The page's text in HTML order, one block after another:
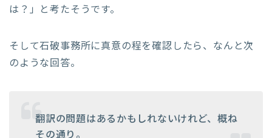
は？」と考たそうです。
そして石破事務所に真意の程を確認したら、なんと次
のような回答。
翻訳の問題はあるかもしれないけれど、概ね
その通り。